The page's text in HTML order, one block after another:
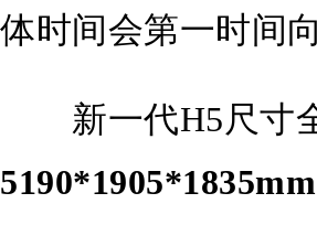
体时间会第一时间
新一代H5尺寸